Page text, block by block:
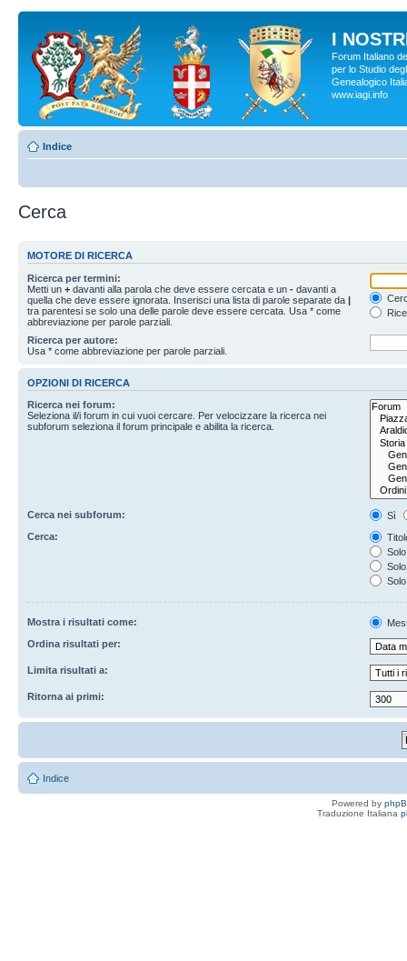
I
Forum Italiano
per lo Studio
Genealogico
www.iagi.info
Indice
Cerca
MOTORE DI RICERCA
Ricerca per termini:
Metti un + davanti alla parola che deve essere cercata e un - davanti a
quella che deve essere ignorata. Inserisci una lista di parole separate da |
tra parentesi se solo una delle parole deve essere cercata. Usa * come
abbreviazione per parole parziali.
Ricerca per autore:
Usa * come abbreviazione per parole parziali.
OPZIONI DI RICERCA
Ricerca nei forum:
Seleziona il/i forum in cui vuoi cercare. Per velocizzare la ricerca nei
subforum seleziona il forum principale e abilita la ricerca.
Cerca nei subforum:
Sì
Cerca:
Mostra i risultati come:
Ordina risultati per:
Limita risultati a:
Ritorna ai primi:
Indice
Powered by
Traduzione Italiana